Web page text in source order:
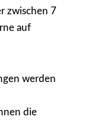
zwischen 7
auf
werden
die